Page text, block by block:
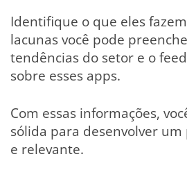
Identifique o que eles
lacunas você pode
tendências do setor e o
sobre esses apps.
Com essas informações,
sólida para desenvolver
e relevante.